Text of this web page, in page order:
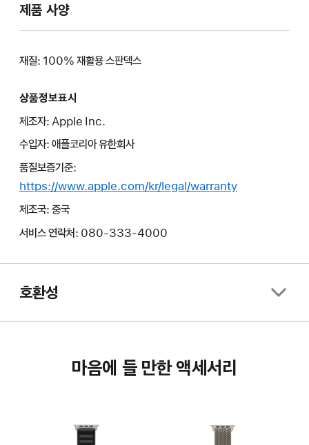
제품 사양
재질: 100% 재활용 스판덱스
상품정보표시
제조자: Apple Inc.
수입자: 애플코리아 유한회사
품질보증기준:
https://www.apple.com/kr/legal/warranty
제조국: 중국
서비스 연락처: 080-333-4000
호환성
마음에 들 만한 액세서리